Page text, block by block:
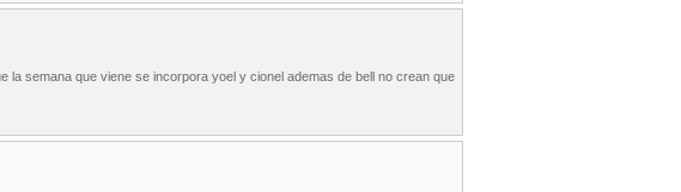
la semana que viene se incorpora yoel y cionel ademas de bell no crean que